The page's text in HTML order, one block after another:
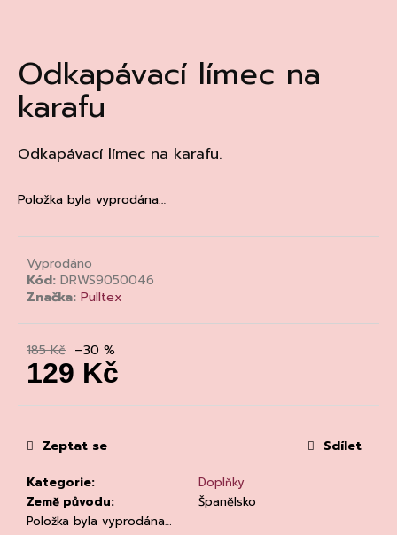
Odkapávací límec na
karafu
Odkapávací límec na karafu.
Položka byla vyprodána…
Vyprodáno
Kód: DRWS9050046
Značka: Pulltex
185 Kč –30 %
129 Kč
cena:
Kategorie:
Doplňky
Země původu:
Španělsko
Položka byla vyprodána…
Zeptat se Sdílet
í
t
?
HLEDAT
D
o
p
o
č
e
m
e